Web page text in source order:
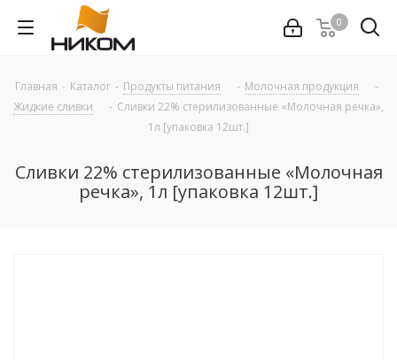
0
Главная - Каталог - Продукты питания - Молочная продукция
-
Жидкие сливки
- Сливки 22% стерилизованные «Молочная речка»,
1л [упаковка 12шт.]
Сливки 22% стерилизованные «Молочная
речка», 1л [упаковка 12шт.]